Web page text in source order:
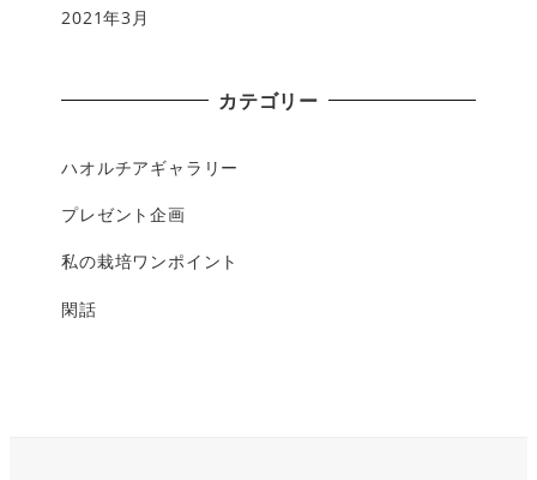
2021年3月
カテゴリー
ハオルチアギャラリー
プレゼント企画
私の栽培ワンポイント
閑話